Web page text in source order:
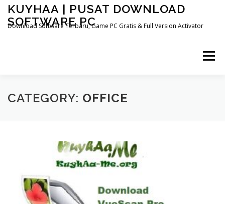
Skip
content
KUYHAA | PUSAT DOWNLOAD
SOFTWARE PC
Download Software Terbaru, Game PC Gratis & Full Version Activator
Menu
HOME CATEGORIES ABOUT US
CATEGORY: OFFICE